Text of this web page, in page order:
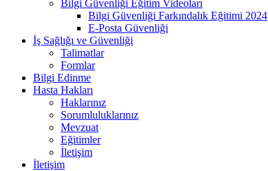
Bilgi Güvenliği Eğitim Videoları
Bilgi Güvenliği Farkındalık Eğitimi 2024
E-Posta Güvenliği
İş Sağlığı ve Güvenliği
Talimatlar
Formlar
Bilgi Edinme
Hasta Hakları
Haklarınız
Sorumluluklarınız
Mevzuat
Eğitimler
İletişim
İletişim